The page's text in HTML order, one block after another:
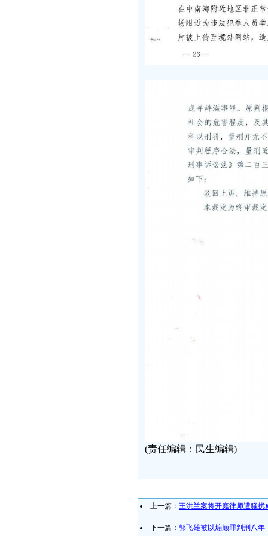
(责任编辑：民生编辑)
上一篇： 王洪兰案将开庭律师遭骚扰
下一篇： 郭飞雄被以煽颠罪判刑八年